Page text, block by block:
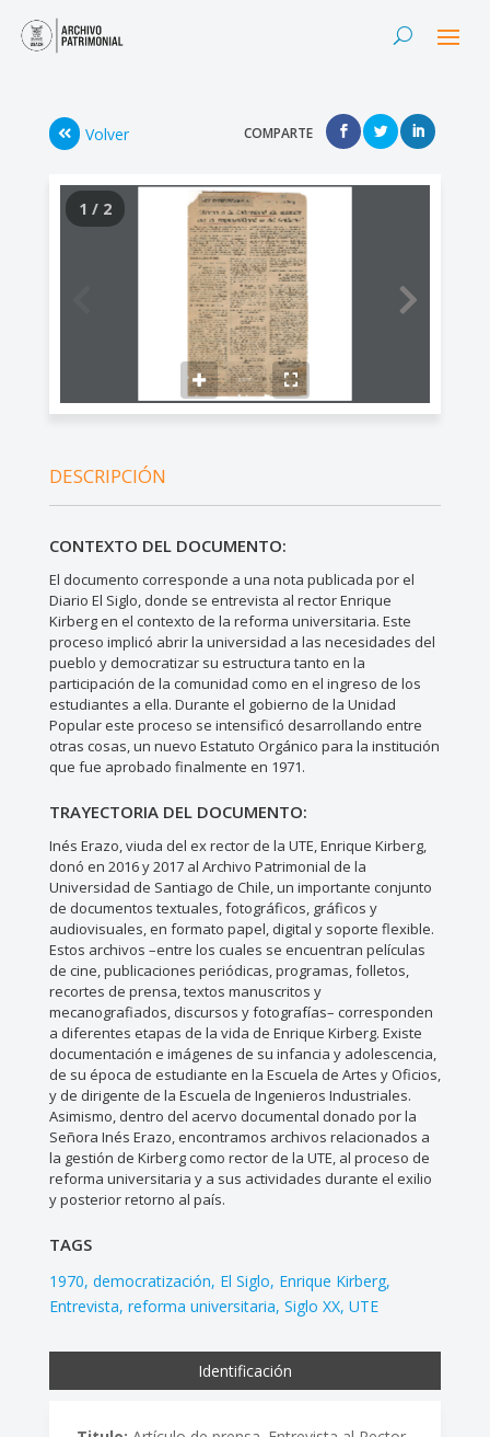
Volver COMPARTE
1 / 2
DESCRIPCIÓN
CONTEXTO DEL DOCUMENTO:
El documento corresponde a una nota publicada por el
Diario El Siglo, donde se entrevista al rector Enrique
Kirberg en el contexto de la reforma universitaria. Este
proceso implicó abrir la universidad a las necesidades del
pueblo y democratizar su estructura tanto en la
participación de la comunidad como en el ingreso de los
estudiantes a ella. Durante el gobierno de la Unidad
Popular este proceso se intensificó desarrollando entre
otras cosas, un nuevo Estatuto Orgánico para la institución
que fue aprobado finalmente en 1971.
TRAYECTORIA DEL DOCUMENTO:
Inés Erazo, viuda del ex rector de la UTE, Enrique Kirberg,
donó en 2016 y 2017 al Archivo Patrimonial de la
Universidad de Santiago de Chile, un importante conjunto
de documentos textuales, fotográficos, gráficos y
audiovisuales, en formato papel, digital y soporte flexible.
Estos archivos –entre los cuales se encuentran películas
de cine, publicaciones periódicas, programas, folletos,
recortes de prensa, textos manuscritos y
mecanografiados, discursos y fotografías– corresponden
a diferentes etapas de la vida de Enrique Kirberg. Existe
documentación e imágenes de su infancia y adolescencia,
de su época de estudiante en la Escuela de Artes y Oficios,
y de dirigente de la Escuela de Ingenieros Industriales.
Asimismo, dentro del acervo documental donado por la
Señora Inés Erazo, encontramos archivos relacionados a
la gestión de Kirberg como rector de la UTE, al proceso de
reforma universitaria y a sus actividades durante el exilio
y posterior retorno al país.
TAGS
1970 democratización El Siglo Enrique Kirberg
Entrevista reforma universitaria Siglo XX UTE
Identificación